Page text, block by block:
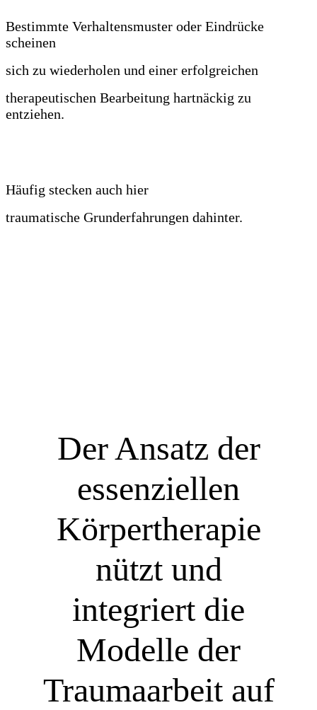
Bestimmte Verhaltensmuster oder Eindrücke
scheinen
sich zu wiederholen und einer erfolgreichen
therapeutischen Bearbeitung hartnäckig zu
entziehen.
Häufig stecken auch hier
traumatische Grunderfahrungen dahinter.
Der Ansatz der
essenziellen
Körpertherapie
nützt und
integriert die
Modelle der
Traumaarbeit auf